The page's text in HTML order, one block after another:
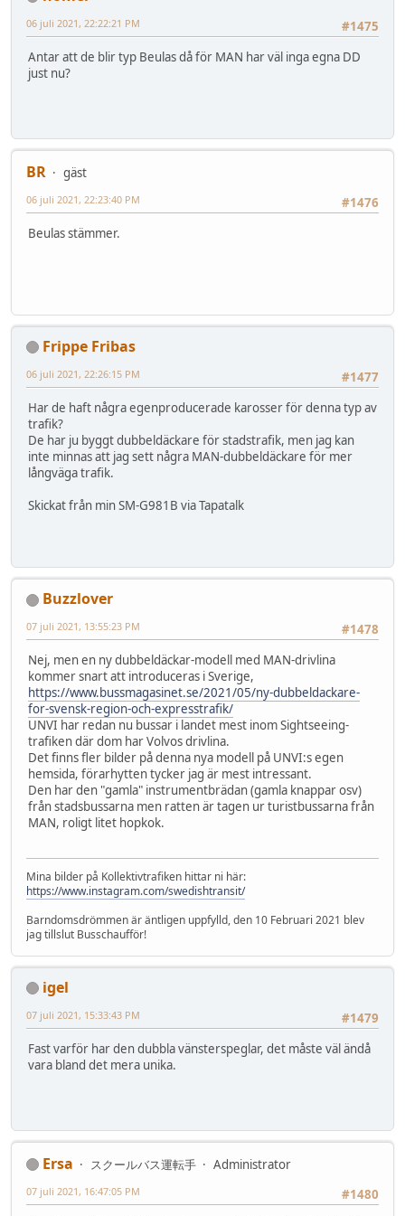
#1475
06 juli 2021, 22:22:21 PM
Antar att de blir typ Beulas då för MAN har väl inga egna DD
just nu?
BR
gäst
#1476
06 juli 2021, 22:23:40 PM
Beulas stämmer.
Frippe Fribas
#1477
06 juli 2021, 22:26:15 PM
Har de haft några egenproducerade karosser för denna typ av
trafik?
De har ju byggt dubbeldäckare för stadstrafik, men jag kan
inte minnas att jag sett några MAN-dubbeldäckare för mer
långväga trafik.
Skickat från min SM-G981B via Tapatalk
Buzzlover
#1478
07 juli 2021, 13:55:23 PM
Nej, men en ny dubbeldäckar-modell med MAN-drivlina
kommer snart att introduceras i Sverige,
https://www.bussmagasinet.se/2021/05/ny-dubbeldackare-
for-svensk-region-och-expresstrafik/
UNVI har redan nu bussar i landet mest inom Sightseeing-
trafiken där dom har Volvos drivlina.
Det finns fler bilder på denna nya modell på UNVI:s egen
hemsida, förarhytten tycker jag är mest intressant.
Den har den "gamla" instrumentbrädan (gamla knappar osv)
från stadsbussarna men ratten är tagen ur turistbussarna från
MAN, roligt litet hopkok.
Mina bilder på Kollektivtrafiken hittar ni här:
https://www.instagram.com/swedishtransit/
Barndomsdrömmen är äntligen uppfylld, den 10 Februari 2021 blev
jag tillslut Busschaufför!
igel
#1479
07 juli 2021, 15:33:43 PM
Fast varför har den dubbla vänsterspeglar, det måste väl ändå
vara bland det mera unika.
Ersa スクールバス運転手
Administrator
#1480
07 juli 2021, 16:47:05 PM